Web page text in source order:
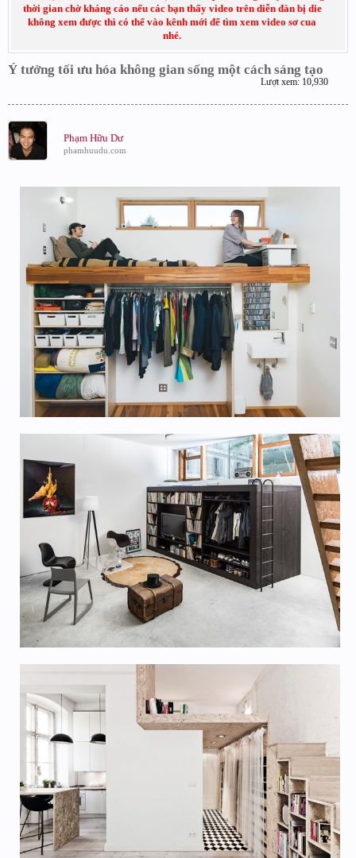
thời gian chờ kháng cáo nếu các bạn thấy video trên diễn đàn bị die
không xem được thì có thể vào kênh mới để tìm xem video sơ cua
nhé.
Ý tưởng tối ưu hóa không gian sống một cách sáng tạo
Lượt xem: 10,930
Phạm Hữu Dư
phamhuudu.com